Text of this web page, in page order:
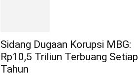
Sidang Dugaan Korupsi MBG:
Rp10,5 Triliun Terbuang Setiap
Tahun